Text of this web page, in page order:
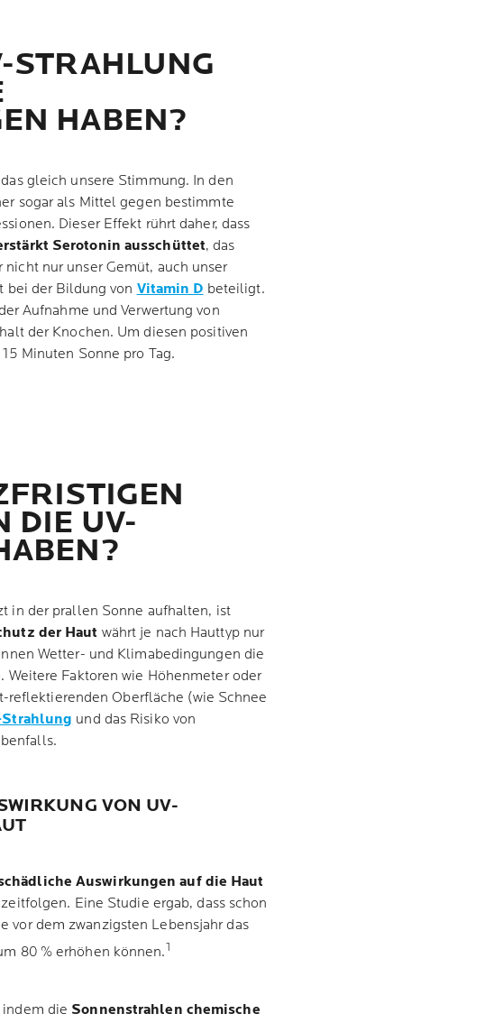
STRAHLUNG
HABEN?
gleich unsere Stimmung. In den
sogar als Mittel gegen bestimmte
Dieser Effekt rührt daher, dass
Serotonin ausschüttet, das
nicht nur unser Gemüt, auch unser
bei der Bildung von Vitamin D beteiligt.
Aufnahme und Verwertung von
der Knochen. Um diesen positiven
Minuten Sonne pro Tag.
DIE UV-
in der prallen Sonne aufhalten, ist
der Haut währt je nach Hauttyp nur
Wetter- und Klimabedingungen die
Weitere Faktoren wie Höhenmeter oder
reflektierenden Oberfläche (wie Schnee
Strahlung und das Risiko von
VON UV-
Auswirkungen auf die Haut
Eine Studie ergab, dass schon
vor dem zwanzigsten Lebensjahr das
80 % erhöhen können.1
die Sonnenstrahlen chemische